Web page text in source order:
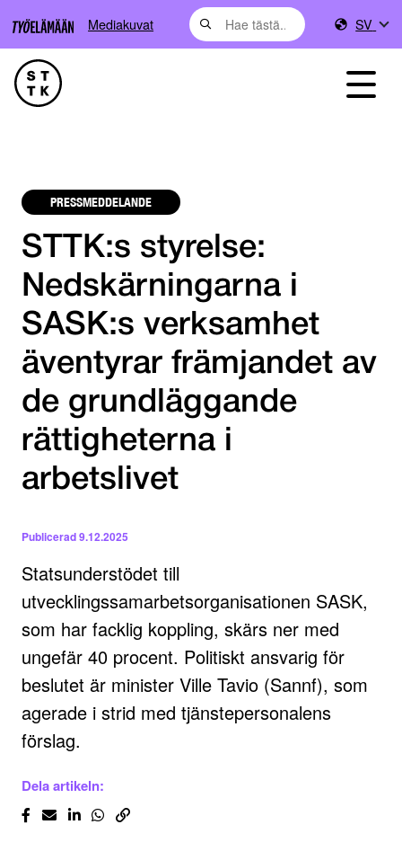
Mediakuvat SV
PRESSMEDDELANDE
STTK:s styrelse:
Nedskärningarna i
SASK:s verksamhet
äventyrar främjandet av
de grundläggande
rättigheterna i
arbetslivet
Publicerad9.12.2025
Statsunderstödet till
utvecklingssamarbetsorganisationen SASK,
som har facklig koppling, skärs ner med
ungefär 40 procent. Politiskt ansvarig för
beslutet är minister Ville Tavio (Sannf), som
agerade i strid med tjänstepersonalens
förslag.
Dela artikeln: